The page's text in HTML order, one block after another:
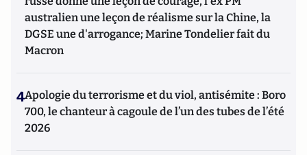
australien une leçon de réalisme sur la Chine, la
DGSE une d'arrogance; Marine Tondelier fait du
Macron
4Apologie du terrorisme et du viol, antisémite : Boro
700, le chanteur à cagoule de l’un des tubes de l’été
2026